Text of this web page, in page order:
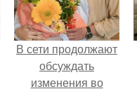
В сети продолжают
обсуждать
изменения во